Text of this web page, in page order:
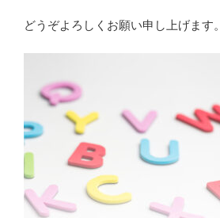
どうぞよろしくお願い申し上げます。